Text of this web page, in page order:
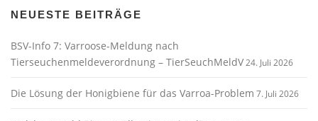
NEUESTE BEITRÄGE
BSV-Info 7: Varroose-Meldung nach
Tierseuchenmeldeverordnung – TierSeuchMeldV24. Juli 2026
Die Lösung der Honigbiene für das Varroa-Problem 7. Juli 2026